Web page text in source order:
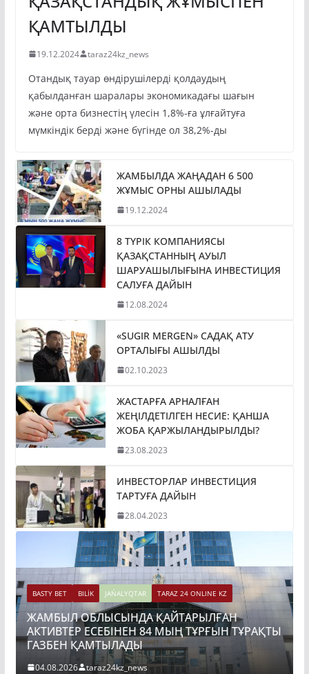
ҚАМТЫЛДЫ
19.12.2024 taraz24kz_news
Отандық тауар өндірушілерді қолдаудың
қабылданған шаралары экономикадағы шағын
және орта бизнестің үлесін 1,8%-ға ұлғайтуға
мүмкіндік берді және бүгінде ол 38,2%-ды
ЖАМБЫЛДА ЖАҢАДАН 6 500
ЖҰМЫС ОРНЫ АШЫЛАДЫ
19.12.2024
8 ТҮРІК КОМПАНИЯСЫ
ҚАЗАҚСТАННЫҢ АУЫЛ
ШАРУАШЫЛЫҒЫНА ИНВЕСТИЦИЯ
САЛУҒА ДАЙЫН
12.08.2024
«SUGIR MERGEN» САДАҚ АТУ
ОРТАЛЫҒЫ АШЫЛДЫ
02.10.2023
ЖАСТАРҒА АРНАЛҒАН
ЖЕҢІЛДЕТІЛГЕН НЕСИЕ: ҚАНША
ЖОБА ҚАРЖЫЛАНДЫРЫЛДЫ?
23.08.2023
ИНВЕСТОРЛАР ИНВЕСТИЦИЯ
ТАРТУҒА ДАЙЫН
28.04.2023
ТҰРАҚТЫ
BASTY BET BILİK JAŃALYQTAR TARAZ 24 ONLINE KZ
ТОҚАЕВ БІРНЕШЕ ІРІ АВТОЖОЛ
ҚҰРЫЛЫСЫН РЕСМИ ТҮРДЕ БАСТАП БЕРДІ